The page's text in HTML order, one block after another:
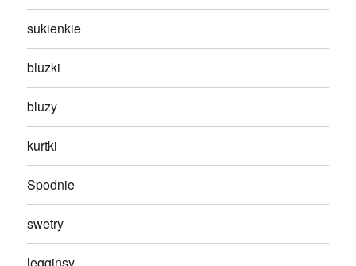
sukienkie
bluzki
bluzy
kurtki
Spodnie
swetry